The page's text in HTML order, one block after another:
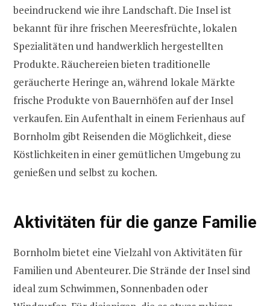
beeindruckend wie ihre Landschaft. Die Insel ist
bekannt für ihre frischen Meeresfrüchte, lokalen
Spezialitäten und handwerklich hergestellten
Produkte. Räuchereien bieten traditionelle
geräucherte Heringe an, während lokale Märkte
frische Produkte von Bauernhöfen auf der Insel
verkaufen. Ein Aufenthalt in einem Ferienhaus auf
Bornholm gibt Reisenden die Möglichkeit, diese
Köstlichkeiten in einer gemütlichen Umgebung zu
genießen und selbst zu kochen.
Aktivitäten für die ganze Familie
Bornholm bietet eine Vielzahl von Aktivitäten für
Familien und Abenteurer. Die Strände der Insel sind
ideal zum Schwimmen, Sonnenbaden oder